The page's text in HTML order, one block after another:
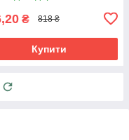
₴ 818 ₴
Купити